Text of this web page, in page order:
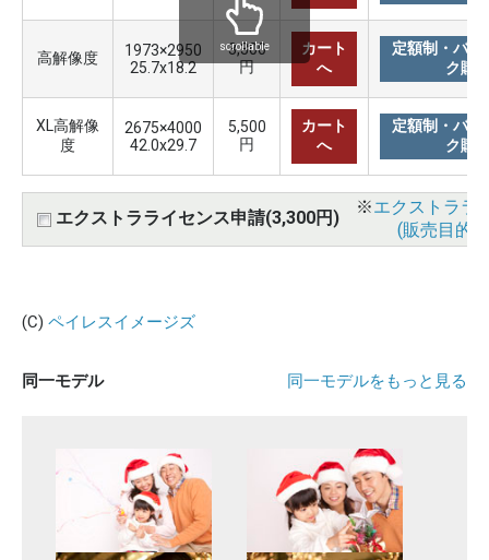
高解像度
1973×2950
25.7x18.2
3,300
円
カート
へ
定額制・バリ
ク購
XL高解像
度
2675×4000
42.0x29.7
5,500
円
カート
へ
定額制・バリ
ク購
エクストラライセンス申請(3,300円)
※エクストララ
(販売目的
scrollable
(C) ペイレスイメージズ
同一モデル 同一モデルをもっと見る